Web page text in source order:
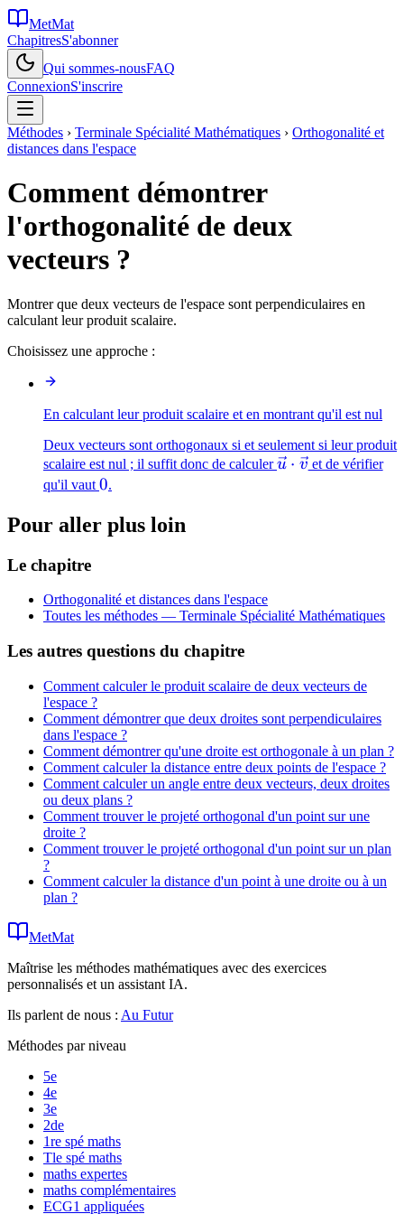
MetMat
ChapitresS'abonner
Qui sommes-nousFAQ
ConnexionS'inscrire
Méthodes › Terminale Spécialité Mathématiques › Orthogonalité et
distances dans l'espace
Comment démontrer
l'orthogonalité de deux
vecteurs ?
Montrer que deux vecteurs de l'espace sont perpendiculaires en
calculant leur produit scalaire.
Choisissez une approche :
En calculant leur produit scalaire et en montrant qu'il est nul
Deux vecteurs sont orthogonaux si et seulement si leur produit
scalaire est nul ; il suffit donc de calculeru ⋅ vet de vérifier
qu'il vaut 0
0.
Pour aller plus loin
Le chapitre
Orthogonalité et distances dans l'espace
Toutes les méthodes — Terminale Spécialité Mathématiques
Les autres questions du chapitre
Comment calculer le produit scalaire de deux vecteurs de
l'espace ?
Comment démontrer que deux droites sont perpendiculaires
dans l'espace ?
Comment démontrer qu'une droite est orthogonale à un plan ?
Comment calculer la distance entre deux points de l'espace ?
Comment calculer un angle entre deux vecteurs, deux droites
ou deux plans ?
Comment trouver le projeté orthogonal d'un point sur une
droite ?
Comment trouver le projeté orthogonal d'un point sur un plan
?
Comment calculer la distance d'un point à une droite ou à un
plan ?
MetMat
Maîtrise les méthodes mathématiques avec des exercices
personnalisés et un assistant IA.
Ils parlent de nous : Au Futur
Méthodes par niveau
5e
4e
3e
2de
1re spé maths
Tle spé maths
maths expertes
maths complémentaires
ECG1 appliquées